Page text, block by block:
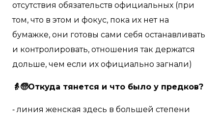
отсутствия обязательств официальных (при
том, что в этом и фокус, пока их нет на
бумажке, они готовы сами себя останавливать
и контролировать, отношения так держатся
дольше, чем если их официально загнали)
👵🧓Откуда тянется и что было у предков?
⁃ линия женская здесь в большей степени